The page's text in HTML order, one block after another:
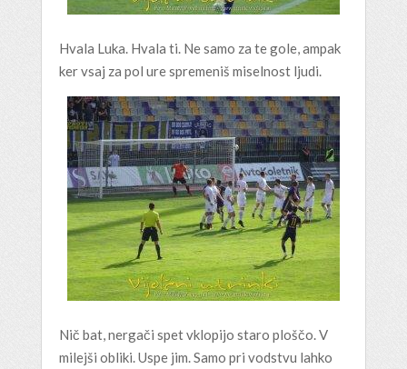
Hvala Luka. Hvala ti. Ne samo za te gole, ampak
ker vsaj za pol ure spremeniš miselnost ljudi.
Nič bat, nergači spet vklopijo staro ploščo. V
milejši obliki. Uspe jim. Samo pri vodstvu lahko